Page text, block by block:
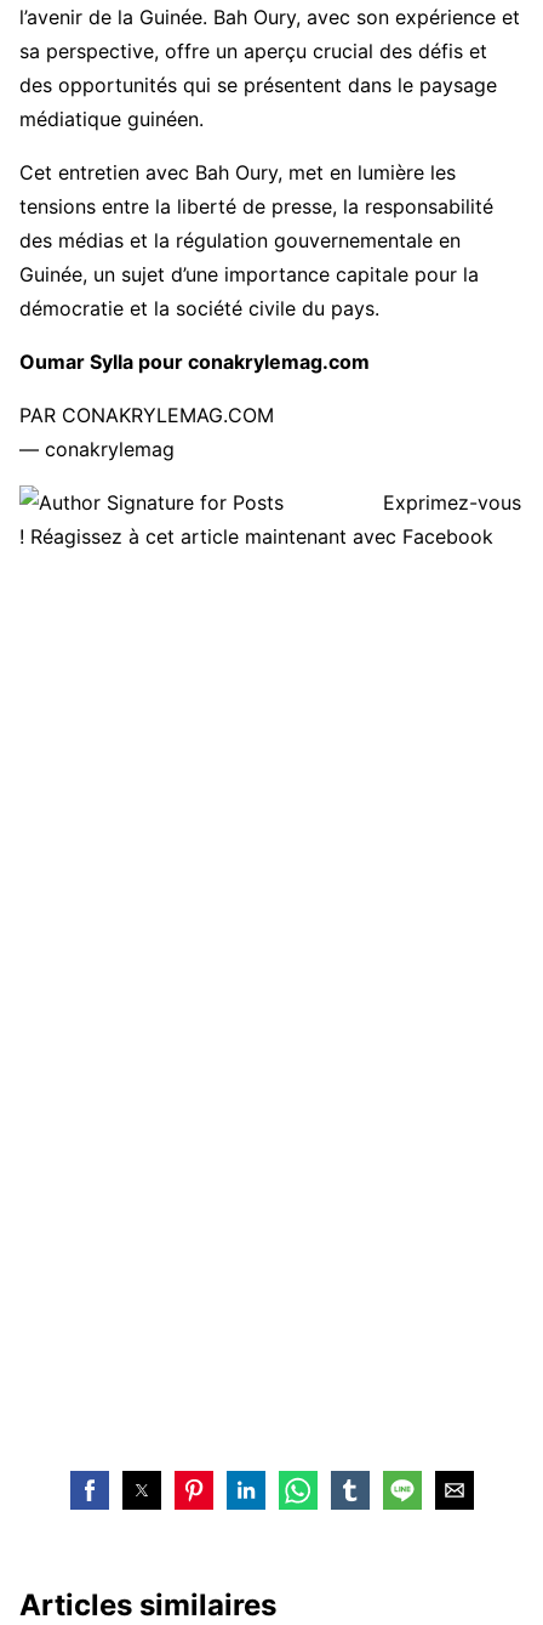
l’avenir de la Guinée. Bah Oury, avec son expérience et
sa perspective, offre un aperçu crucial des défis et
des opportunités qui se présentent dans le paysage
médiatique guinéen.
Cet entretien avec Bah Oury, met en lumière les
tensions entre la liberté de presse, la responsabilité
des médias et la régulation gouvernementale en
Guinée, un sujet d’une importance capitale pour la
démocratie et la société civile du pays.
Oumar Sylla pour conakrylemag.com
PAR CONAKRYLEMAG.COM
— conakrylemag
Exprimez-vous
! Réagissez à cet article maintenant avec Facebook
Articles similaires